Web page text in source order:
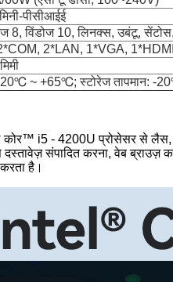
पीसीआईई
8, विंडोज 10, लिनक्स, उबंटू,
2*LAN, 1*VGA,
-20℃ ~ +65℃; स्टोरेज तापमान: -
कोर™ i5 - 4200U प्रोसेसर से
संपादित करना, वेब ब्राउज़
है।